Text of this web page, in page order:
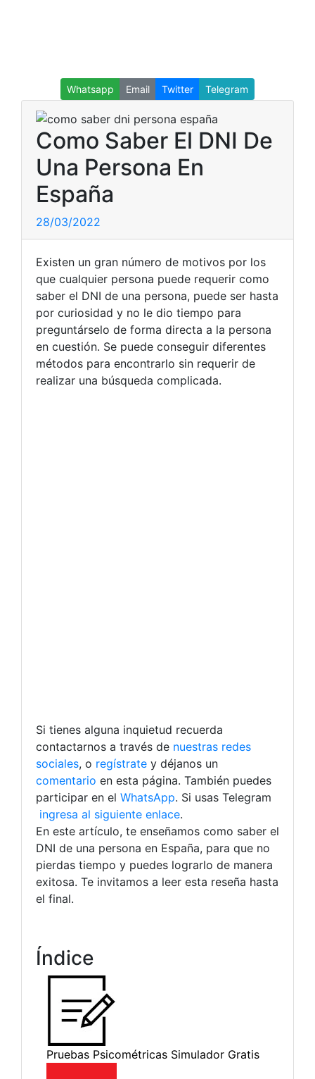
Whatsapp Email Twitter Telegram
Como Saber El DNI De
Una Persona En
España
28/03/2022
Existen un gran número de motivos por los
que cualquier persona puede requerir como
saber el DNI de una persona, puede ser hasta
por curiosidad y no le dio tiempo para
preguntárselo de forma directa a la persona
en cuestión. Se puede conseguir diferentes
métodos para encontrarlo sin requerir de
realizar una búsqueda complicada.
Si tienes alguna inquietud recuerda
contactarnos a través de nuestras redes
sociales, o regístrate y déjanos un
comentario en esta página. También puedes
participar en el WhatsApp. Si usas Telegram
ingresa al siguiente enlace.
En este artículo, te enseñamos como saber el
DNI de una persona en España, para que no
pierdas tiempo y puedes lograrlo de manera
exitosa. Te invitamos a leer esta reseña hasta
el final.
Índice